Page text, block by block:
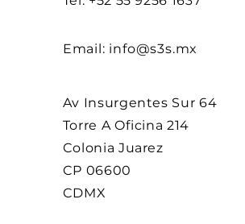
Email: info@s3s.mx
Av Insurgentes Sur 64
Torre A Oficina 214
Colonia Juarez
CP 06600
CDMX